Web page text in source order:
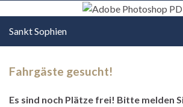
Sankt Sophien
Fahrgäste gesucht!
Es sind noch Plätze frei! Bitte melden